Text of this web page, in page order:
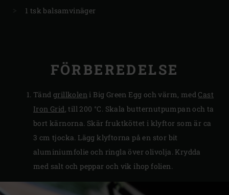
1 tsk balsamvinäger
FÖRBEREDELSE
Tänd grillkoleni Big Green Egg och värm, medCast
Iron Grid, till 200 °C. Skala butternutpumpan och ta
bort kärnorna. Skär fruktköttet i klyftor som är ca
3 cm tjocka. Lägg klyftorna på en stor bit
aluminiumfolie och ringla över olivolja. Krydda
med salt och peppar och vik ihop folien.